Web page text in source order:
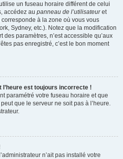
un fuseau horaire différent de celui
accédez au panneau de l’utilisateuret
à la zone où vous vous
Sydney, etc.). Notez que la modification
paramètres, n’est accessible qu’aux
pas enregistré, c’est le bon moment
l’heure est toujours incorrecte !
paramétré votre fuseau horaire et que
que le serveur ne soit pas à l’heure.
n’ait pas installé votre